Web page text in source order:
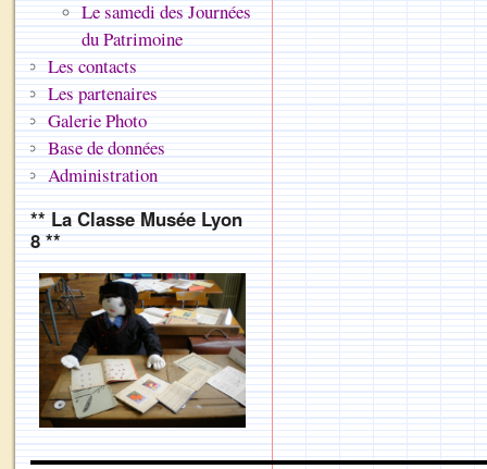
Le samedi des Journées
du Patrimoine
Les contacts
Les partenaires
Galerie Photo
Base de données
Administration
** La Classe Musée Lyon
8 **